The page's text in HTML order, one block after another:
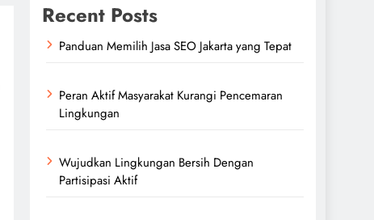
Recent Posts
Panduan Memilih Jasa SEO Jakarta yang Tepat
Peran Aktif Masyarakat Kurangi Pencemaran
Lingkungan
Wujudkan Lingkungan Bersih Dengan
Partisipasi Aktif